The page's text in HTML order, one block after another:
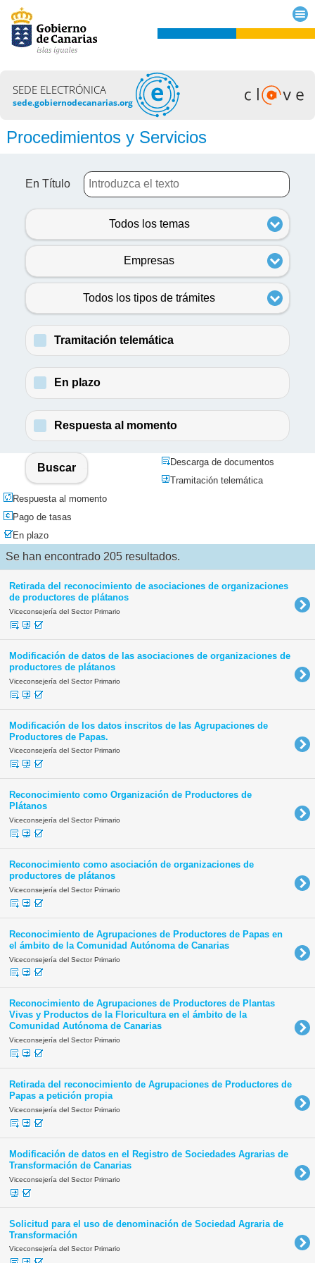
SEDE ELECTRÓNICA
sede.gobiernodecanarias.org
Procedimientos y Servicios
En Título
Todos los temas
Empresas
Todos los tipos de trámites
Tramitación telemática
En plazo
Respuesta al momento
Buscar
Descarga de documentos
Tramitación telemática
Respuesta al momento
Pago de tasas
En plazo
Se han encontrado 205 resultados.
Retirada del reconocimiento de asociaciones de organizaciones
de productores de plátanos
Viceconsejería del Sector Primario
Modificación de datos de las asociaciones de organizaciones de
productores de plátanos
Viceconsejería del Sector Primario
Modificación de los datos inscritos de las Agrupaciones de
Productores de Papas.
Viceconsejería del Sector Primario
Reconocimiento como Organización de Productores de
Plátanos
Viceconsejería del Sector Primario
Reconocimiento como asociación de organizaciones de
productores de plátanos
Viceconsejería del Sector Primario
Reconocimiento de Agrupaciones de Productores de Papas en
el ámbito de la Comunidad Autónoma de Canarias
Viceconsejería del Sector Primario
Reconocimiento de Agrupaciones de Productores de Plantas
Vivas y Productos de la Floricultura en el ámbito de la
Comunidad Autónoma de Canarias
Viceconsejería del Sector Primario
Retirada del reconocimiento de Agrupaciones de Productores de
Papas a petición propia
Viceconsejería del Sector Primario
Modificación de datos en el Registro de Sociedades Agrarias de
Transformación de Canarias
Viceconsejería del Sector Primario
Solicitud para el uso de denominación de Sociedad Agraria de
Transformación
Viceconsejería del Sector Primario